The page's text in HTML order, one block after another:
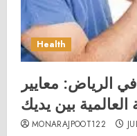
Health
الرياض: معايير
العالمية بين يديك
MONARAJPOOT122